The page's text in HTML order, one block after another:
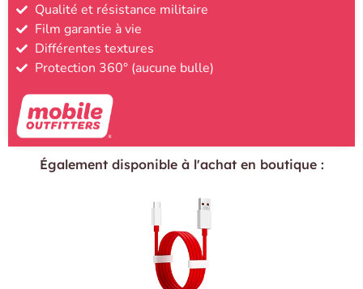
Qualité et résistance militaire
Film garantie à vie
Différentes textures
Protection 360° (aucune bulle)
Également disponible à l'achat en boutique :